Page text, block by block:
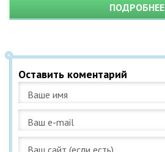
ПОДРОБНЕЕ
Оставить коментарий